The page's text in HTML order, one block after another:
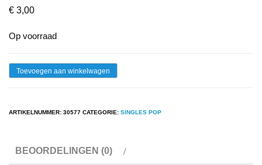
€ 3,00
Op voorraad
Single
Underwater
Toevoegen aan winkelwagen
ARTIKELNUMMER: 30577 CATEGORIE: SINGLES POP
BEOORDELINGEN (0)